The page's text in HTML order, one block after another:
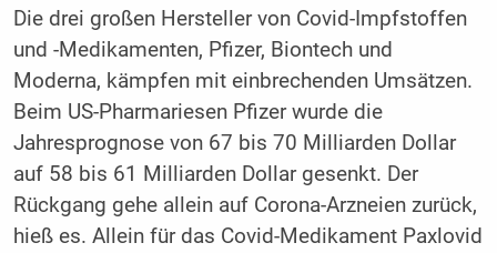
Die drei großen Hersteller von Covid-Impfstoffen
und -Medikamenten, Pfizer, Biontech und
Moderna, kämpfen mit einbrechenden Umsätzen.
Beim US-Pharmariesen Pfizer wurde die
Jahresprognose von 67 bis 70 Milliarden Dollar
auf 58 bis 61 Milliarden Dollar gesenkt. Der
Rückgang gehe allein auf Corona-Arzneien zurück,
hieß es. Allein für das Covid-Medikament Paxlovid